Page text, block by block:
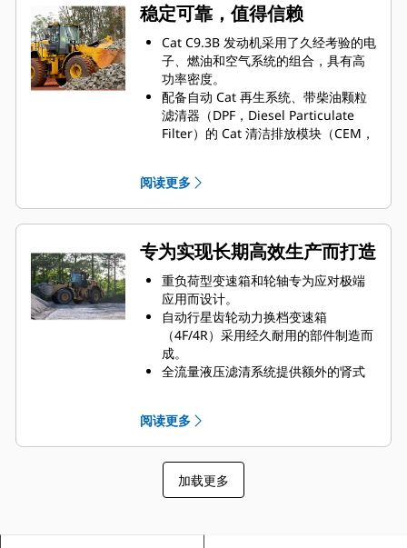
带来更好的操控性能和更高的效率：
配方模式确保精准的物料混合，而扩
展拆分模式可简化负载跟踪，从而提
升生产率和减少错误。
一次寿命铲刃 GET 提供可靠的性能并
可减少停机时间，具备减少更换次
数、降低维护成本等优势，助您最大
限度提升生产效率。
能，帮助您节省时间和减少磨损，实
现更顺畅、更高效的操作。
操作员可以使用车载二维码，即时查
看培训视频和功能指南*。
稳定可靠，值得信赖
Cat C9.3B 发动机采用了久经考验的电
子、燃油和空气系统的组合，具有高
功率密度。
配备自动 Cat 再生系统、带柴油颗粒
滤清器（DPF，Diesel Particulate
Filter）的 Cat 清洁排放模块（CEM，
Exhaust Fluid）箱和泵。
配备电动燃油注油泵、油水分离器和
燃油细滤器。
通过部件设计和机器验证流程，它实
现了无与伦比的可靠性和正常运行时
间。
阅读更多
专为实现长期高效生产而打造
重负荷型变速箱和轮轴专为应对极端
应用而设计。
自动行星齿轮动力换档变速箱
（4F/4R）采用经久耐用的部件制造而
成。
全流量液压滤清系统提供额外的肾式
新一代机具泵能在较低的发动机转速
下增加流量并提高液压响应能力。
阅读更多
加载更多